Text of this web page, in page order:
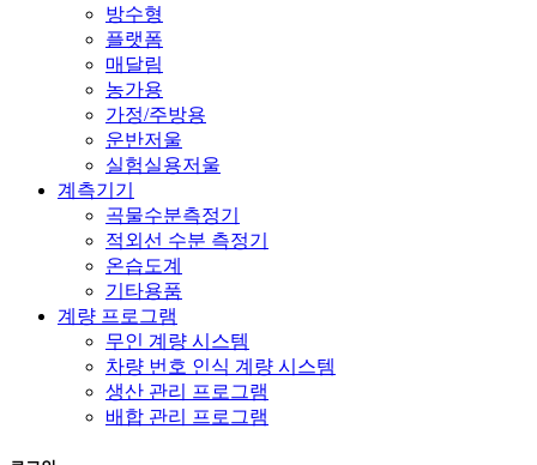
방수형
플랫폼
매달림
농가용
가정/주방용
운반저울
실험실용저울
계측기기
곡물수분측정기
적외선 수분 측정기
온습도계
기타용품
계량 프로그램
무인 계량 시스템
차량 번호 인식 계량 시스템
생산 관리 프로그램
배합 관리 프로그램